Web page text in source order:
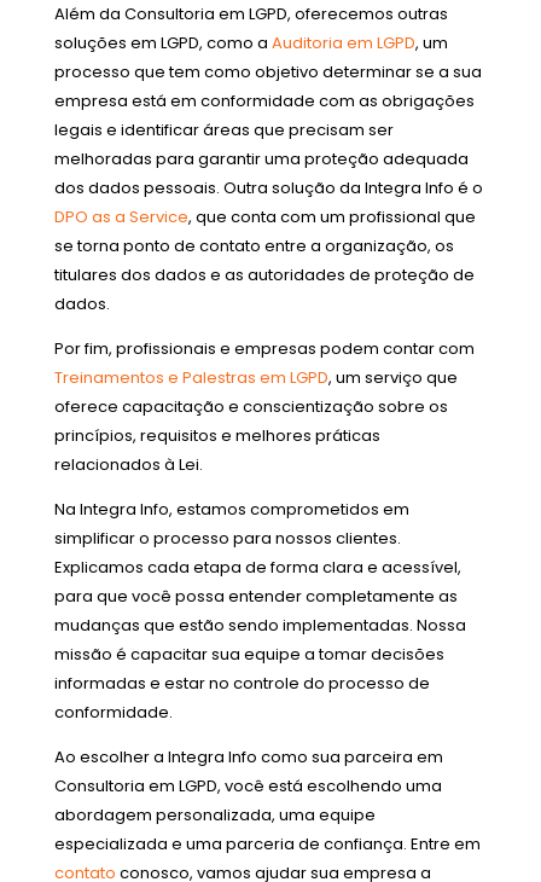
Além da Consultoria em LGPD, oferecemos outras
soluções em LGPD, como a Auditoria em LGPD, um
processo que tem como objetivo determinar se a sua
empresa está em conformidade com as obrigações
legais e identificar áreas que precisam ser
melhoradas para garantir uma proteção adequada
dos dados pessoais. Outra solução da Integra Info é o
DPO as a Service, que conta com um profissional que
se torna ponto de contato entre a organização, os
titulares dos dados e as autoridades de proteção de
dados.
Por fim, profissionais e empresas podem contar com
Treinamentos e Palestras em LGPD, um serviço que
oferece capacitação e conscientização sobre os
princípios, requisitos e melhores práticas
relacionados à Lei.
Na Integra Info, estamos comprometidos em
simplificar o processo para nossos clientes.
Explicamos cada etapa de forma clara e acessível,
para que você possa entender completamente as
mudanças que estão sendo implementadas. Nossa
missão é capacitar sua equipe a tomar decisões
informadas e estar no controle do processo de
conformidade.
Ao escolher a Integra Info como sua parceira em
Consultoria em LGPD, você está escolhendo uma
abordagem personalizada, uma equipe
especializada e uma parceria de confiança. Entre em
contato conosco, vamos ajudar sua empresa a